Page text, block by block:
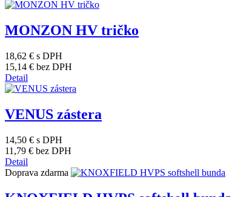
MONZON HV tričko
18,62 € s DPH
15,14 € bez DPH
Detail
VENUS zástera
14,50 € s DPH
11,79 € bez DPH
Detail
Doprava zdarma